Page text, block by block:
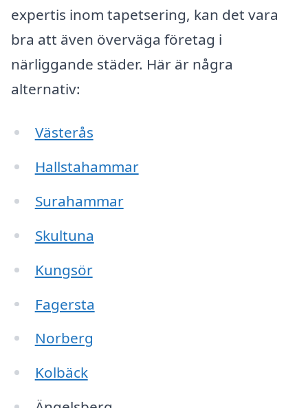
expertis inom tapetsering, kan det vara
bra att även överväga företag i
närliggande städer. Här är några
alternativ:
Västerås
Hallstahammar
Surahammar
Skultuna
Kungsör
Fagersta
Norberg
Kolbäck